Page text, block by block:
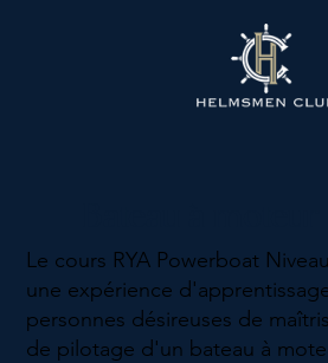
Le cours RYA Powerboat
une expérience
personnes désireuses de
de pilotage d'un bateau à